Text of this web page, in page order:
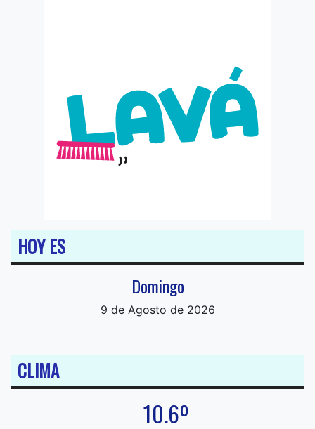
HOY ES
Domingo
9 de Agosto de 2026
CLIMA
10.6º